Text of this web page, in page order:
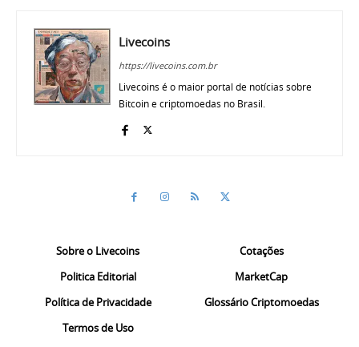
Livecoins
https://livecoins.com.br
Livecoins é o maior portal de notícias sobre
Bitcoin e criptomoedas no Brasil.
Sobre o Livecoins
Politica Editorial
Política de Privacidade
Termos de Uso
Cotações
MarketCap
Glossário Criptomoedas